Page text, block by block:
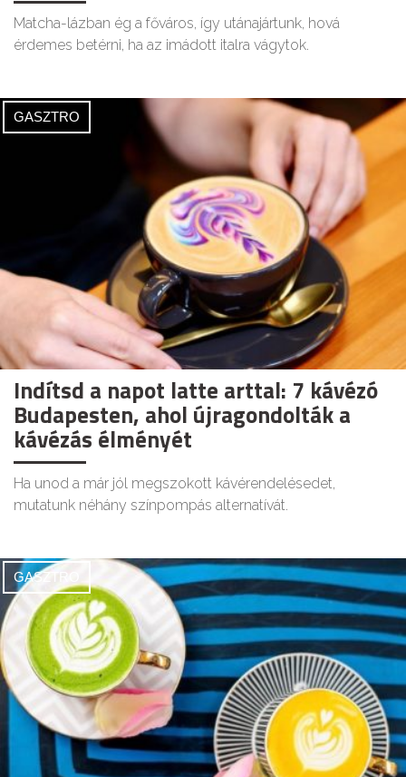
Matcha-lázban ég a főváros, így utánajártunk, hová
érdemes betérni, ha az imádott italra vágytok.
GASZTRO
Indítsd a napot latte arttal: 7 kávézó
Budapesten, ahol újragondolták a
kávézás élményét
Ha unod a már jól megszokott kávérendelésedet,
mutatunk néhány színpompás alternatívát.
GASZTRO